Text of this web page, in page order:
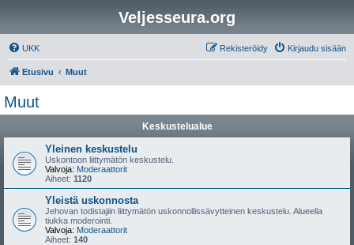
Veljesseura.org
UKK Kirjaudu sisään
Rekisteröidy
Etusivu Muut
Muut
Keskustelualue
Yleinen keskustelu
Uskontoon liittymätön keskustelu.
Valvoja: Moderaattorit
Aiheet: 1120
Yleistä uskonnosta
Jehovan todistajiin liittymätön uskonnollissävytteinen keskustelu. Alueella
tiukka moderointi.
Valvoja: Moderaattorit
Aiheet: 140